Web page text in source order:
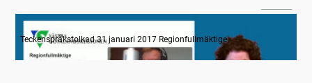
Information om dagens ärenden
Teckenspråkstolkad 31 januari 2017 Regionfullmäktige